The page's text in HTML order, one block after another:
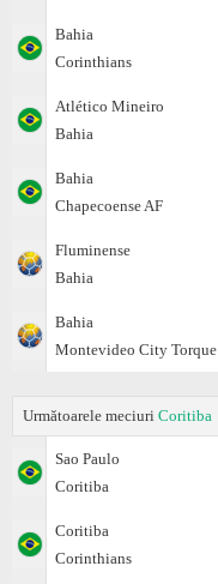
Bahia
Corinthians
Atlético Mineiro
Bahia
Bahia
Chapecoense AF
Fluminense
Bahia
Bahia
Montevideo City Torque
Următoarele meciuri Coritiba
Sao Paulo
Coritiba
Coritiba
Corinthians